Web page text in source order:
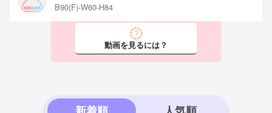
B90(F)-W60-H84
動画を見るには？